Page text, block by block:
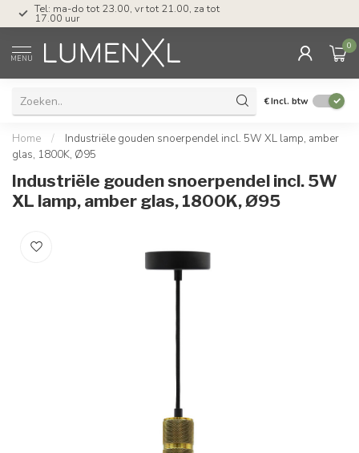
Tel: ma-do tot 23.00, vr tot 21.00, za tot
17.00 uur
MENU
0
€Incl. btw
Home /
Industriële gouden snoerpendel incl. 5W XL lamp, amber
glas, 1800K, Ø95
Industriële gouden snoerpendel incl. 5W
XL lamp, amber glas, 1800K, Ø95